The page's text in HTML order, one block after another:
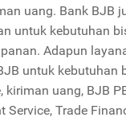
uang. Bank BJB
untuk kebutuhan
Adapun
untuk kebutuhan
kiriman uang, BJB
Service, Trade